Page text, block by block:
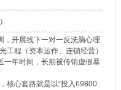
开展线下一对一反洗脑心理
工程（资本运作、连锁经营）
一年时间，长期被传销虚假暴
核心套路就是以“投入69800